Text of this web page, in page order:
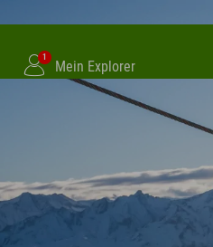
1
Mein Explorer